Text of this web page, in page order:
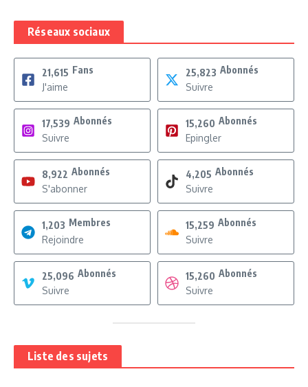
Réseaux sociaux
21,615 Fans
J'aime
25,823 Abonnés
Suivre
17,539 Abonnés
Suivre
15,260 Abonnés
Epingler
8,922 Abonnés
S'abonner
4,205 Abonnés
Suivre
1,203 Membres
Rejoindre
15,259 Abonnés
Suivre
25,096 Abonnés
Suivre
15,260 Abonnés
Suivre
Liste des sujets